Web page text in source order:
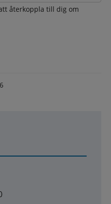
återkoppla till dig om